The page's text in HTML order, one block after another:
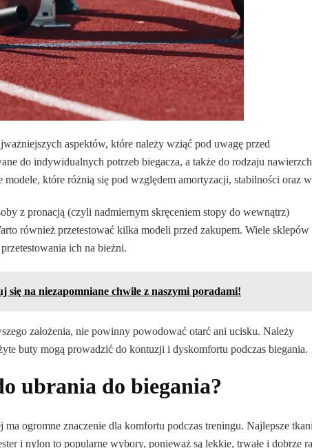
aspektów, które należy wziąć pod uwagę przed
do indywidualnych potrzeb biegacza, a także do rodzaju
które różnią się pod względem amortyzacji, stabilności oraz
z pronacją (czyli nadmiernym skręceniem stopy do wewnątrz)
również przetestować kilka modeli przed zakupem. Wiele sklepów
ich na bieżni.
się na niezapomniane chwile z naszymi poradami!
założenia, nie powinny powodować otarć ani ucisku. Należy
buty mogą prowadzić do kontuzji i dyskomfortu podczas biegania.
ubrania do biegania?
ogromne znaczenie dla komfortu podczas treningu. Najlepsze
i nylon to popularne wybory, ponieważ są lekkie, trwałe i dobrze